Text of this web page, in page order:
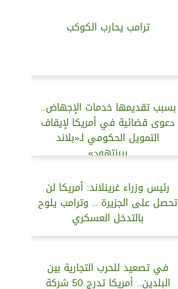
ترامب يحارب الكوكب
بسبب تقديمها خدمات الإجهاض..
دعوى قضائية في أمريكا لإيقاف
التمويل الحكومي لـ«بلاند
بيرنتهود»
رئيس وزراء غرينلاند: أمريكا لن
تحصل على الجزيرة .. وترامب يلوح
بالتدخل العسكري
في تصعيد للحرب التجارية بين
البلدين.. أمريكا تدرج 50 شركة